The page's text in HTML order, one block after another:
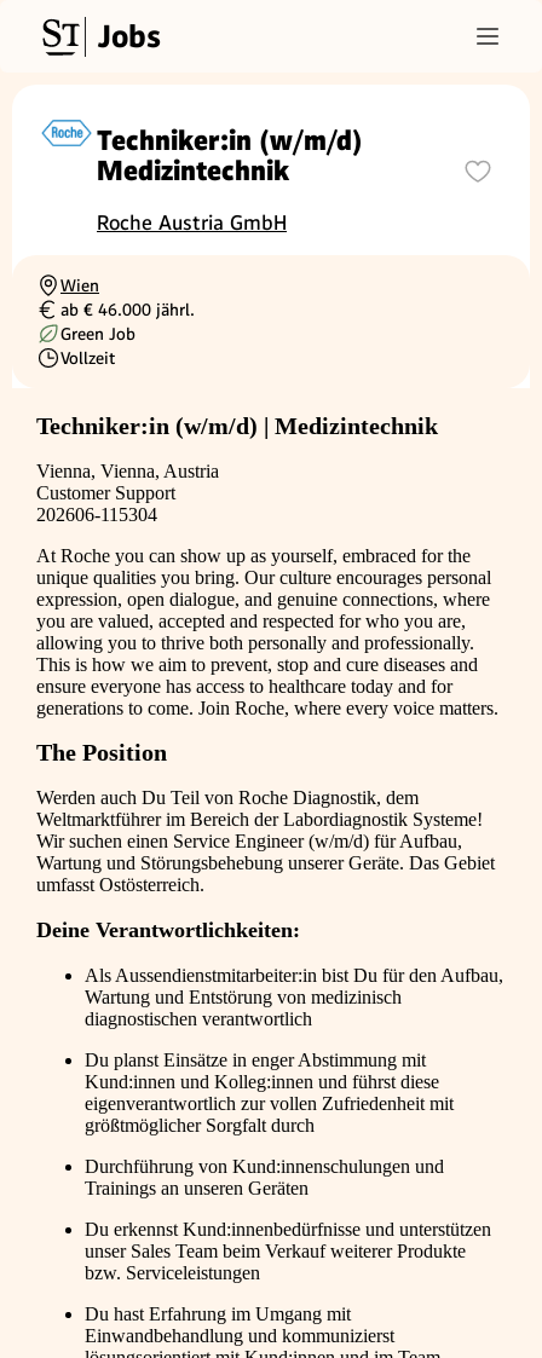
Jobs
Techniker:in (w/m/d)
Medizintechnik
Roche Austria GmbH
Ortschaft
Wien
Gehalt
ab € 46.000 jährl.
Green Job
Beschäftigungsart
Vollzeit
Techniker:in (w/m/d) | Medizintechnik
Vienna, Vienna, Austria
Customer Support
202606-115304
At Roche you can show up as yourself, embraced for the
unique qualities you bring. Our culture encourages personal
expression, open dialogue, and genuine connections, where
you are valued, accepted and respected for who you are,
allowing you to thrive both personally and professionally.
This is how we aim to prevent, stop and cure diseases and
ensure everyone has access to healthcare today and for
generations to come. Join Roche, where every voice matters.
The Position
Werden auch Du Teil von Roche Diagnostik, dem
Weltmarktführer im Bereich der Labordiagnostik Systeme!
Wir suchen einen Service Engineer (w/m/d) für Aufbau,
Wartung und Störungsbehebung unserer Geräte. Das Gebiet
umfasst Ostösterreich.
Deine Verantwortlichkeiten:
Als Aussendienstmitarbeiter:in bist Du für den Aufbau,
Wartung und Entstörung von medizinisch
diagnostischen verantwortlich
Du planst Einsätze in enger Abstimmung mit
Kund:innen und Kolleg:innen und führst diese
eigenverantwortlich zur vollen Zufriedenheit mit
größtmöglicher Sorgfalt durch
Durchführung von Kund:innenschulungen und
Trainings an unseren Geräten
Du erkennst Kund:innenbedürfnisse und unterstützen
unser Sales Team beim Verkauf weiterer Produkte
bzw. Serviceleistungen
Du hast Erfahrung im Umgang mit
Einwandbehandlung und kommunizierst